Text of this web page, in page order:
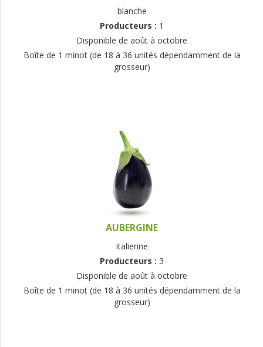
blanche
Producteurs : 1
Disponible de août à octobre
Boîte de 1 minot (de 18 à 36 unités dépendamment de la
grosseur)
AUBERGINE
italienne
Producteurs : 3
Disponible de août à octobre
Boîte de 1 minot (de 18 à 36 unités dépendamment de la
grosseur)